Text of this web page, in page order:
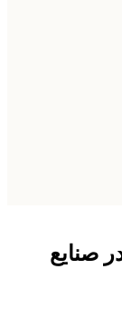
صنایع